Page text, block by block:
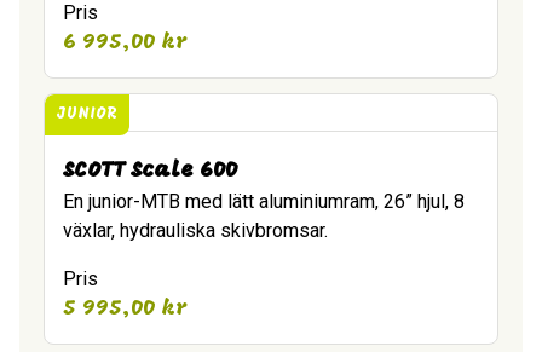
Pris
6 995,00 kr
JUNIOR
SCOTT Scale 600
En junior-MTB med lätt aluminiumram, 26” hjul, 8
växlar, hydrauliska skivbromsar.
Pris
5 995,00 kr